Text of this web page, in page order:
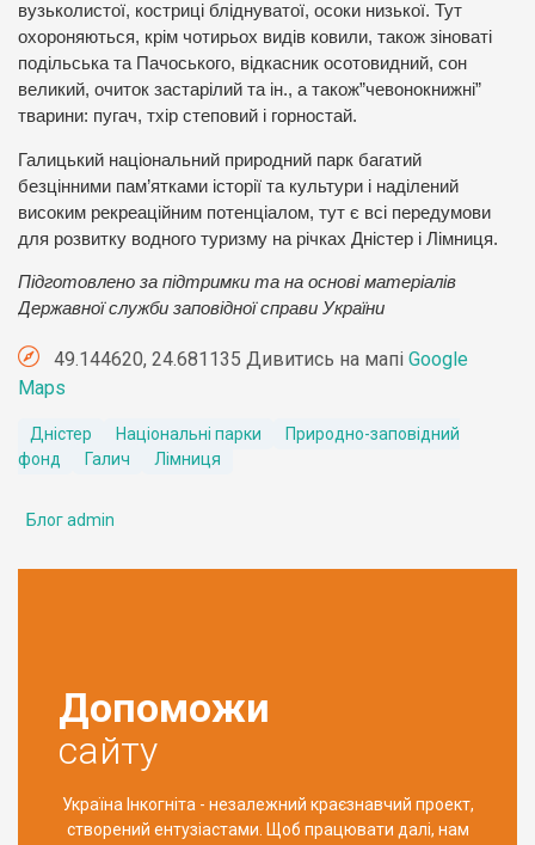
вузьколистої, костриці бліднуватої, осоки низької. Тут
охороняються, крім чотирьох видів ковили, також зіноваті
подільська та Пачоського, відкасник осотовидний, сон
великий, очиток застарілий та ін., а також”чевонокнижні”
тварини: пугач, тхір степовий і горностай.
Галицький національний природний парк багатий
безцінними пам’ятками історії та культури і наділений
високим рекреаційним потенціалом, тут є всі передумови
для розвитку водного туризму на річках Дністер і Лімниця.
Підготовлено за підтримки та на основі матеріалів
Державної служби заповідної справи України
49.144620, 24.681135 Дивитись на мапі Google
Maps
Дністер Національні парки
Природно-заповідний
фонд
Галич Лімниця
Блог admin
Допоможи
сайту
Україна Інкогніта - незалежний краєзнавчий проект,
створений ентузіастами. Щоб працювати далі, нам